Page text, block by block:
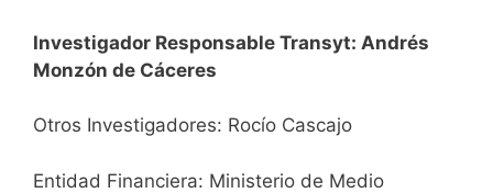
Investigador Responsable Transyt: Andrés
Monzón de Cáceres
Otros Investigadores: Rocío Cascajo
Entidad Financiera: Ministerio de Medio